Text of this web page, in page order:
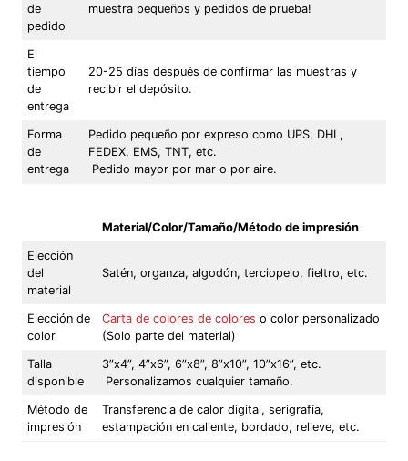
de
pedido
muestra pequeños y pedidos de prueba!
El
tiempo
de
entrega
20-25 días después de confirmar las muestras y
recibir el depósito.
Forma
de
entrega
Pedido pequeño por expreso como UPS, DHL,
FEDEX, EMS, TNT, etc.
Pedido mayor por mar o por aire.
Material/Color/Tamaño/Método de impresión
Elección
del
material
Satén, organza, algodón, terciopelo, fieltro, etc.
Elección de
color
Carta de colores de colores o color personalizado
(Solo parte del material)
Talla
disponible
3”x4”, 4”x6”, 6”x8”, 8”x10”, 10”x16”, etc.
Personalizamos cualquier tamaño.
Método de
impresión
Transferencia de calor digital, serigrafía,
estampación en caliente, bordado, relieve, etc.